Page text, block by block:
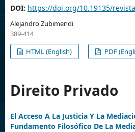
DOI: https://doi.org/10.19135/
Alejandro Zubimendi
389-414
HTML (English)
PDF
Direito Privado
El Acceso A La Justicia Y La
Fundamento Filosófico De La